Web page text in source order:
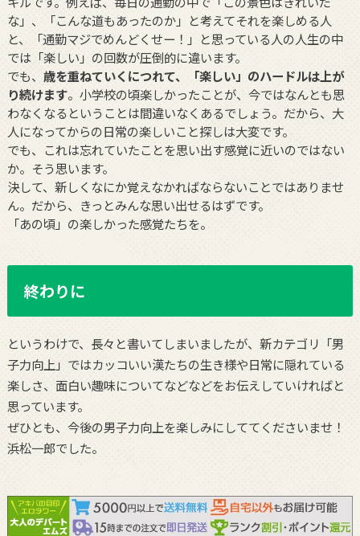
な」、「こんな道もあったのか」と考えてそれを楽しめる人
と、「通勤マジでめんどくせー！」と思っている人の人生の中
では「楽しい」の回数が圧倒的に違います。
でも、 歳を重ねていくにつれて、「楽しい」のハードルは上が
り続けます。小学校の頃楽しかったことが、今ではなんとも思
わなくなるということは間違いなくあるでしょう。だから、大
人になってからの日常の楽しいこと探しは大変です。
でも、これは忘れていたことを思い出す感覚に近いのではない
か。そう思います。
決して、新しくなにか覚えなかればならないことではありませ
ん。だから、きっとみんな思い出せるはずです。
「あの頃」の楽しかった感覚たちを。
終わりに
というわけで、長々と書いてしまいましたが、新カテゴリ「男
子力向上」ではカッコいい漢たちの生き様や日常に隠れている
楽しさ、面白い趣味についてなどなどをお伝えしていければと
思っています。
ぜひとも、今後の男子力向上を楽しみにしててくださいませ！
浜松一郎でした。